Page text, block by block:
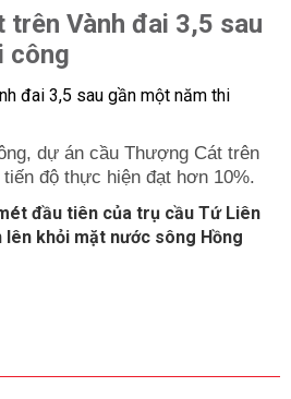
trên Vành đai 3,5 sau
công
dự án cầu Thượng Cát trên
độ thực hiện đạt hơn 10%.
đầu tiên của trụ cầu Tứ Liên
lên khỏi mặt nước sông Hồng